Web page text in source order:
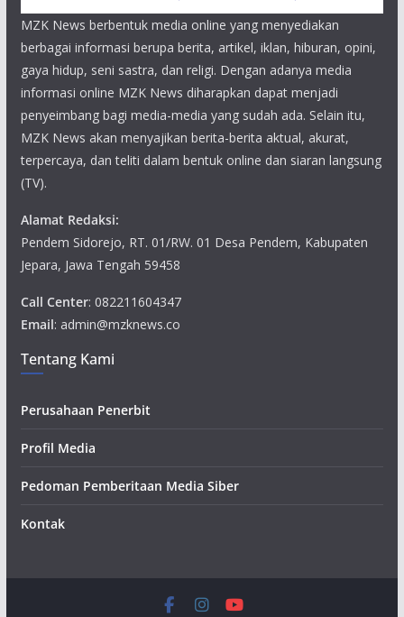
MZK News berbentuk media online yang menyediakan
berbagai informasi berupa berita, artikel, iklan, hiburan, opini,
gaya hidup, seni sastra, dan religi. Dengan adanya media
informasi online MZK News diharapkan dapat menjadi
penyeimbang bagi media-media yang sudah ada. Selain itu,
MZK News akan menyajikan berita-berita aktual, akurat,
terpercaya, dan teliti dalam bentuk online dan siaran langsung
(TV).
Alamat Redaksi:
Pendem Sidorejo, RT. 01/RW. 01 Desa Pendem, Kabupaten
Jepara, Jawa Tengah 59458
Call Center: 082211604347
Email: admin@mzknews.co
Tentang Kami
Perusahaan Penerbit
Profil Media
Pedoman Pemberitaan Media Siber
Kontak